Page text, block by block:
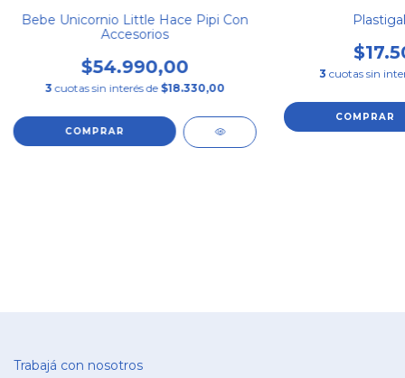
Bebe Unicornio Little Hace Pipi Con
Accesorios
$54.990,00
3 cuotas sin interés de $18.330,00
3 cuotas sin
Trabajá con nosotros